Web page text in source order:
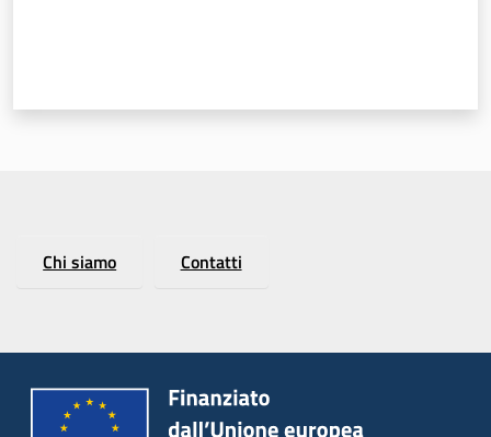
Chi siamo Contatti